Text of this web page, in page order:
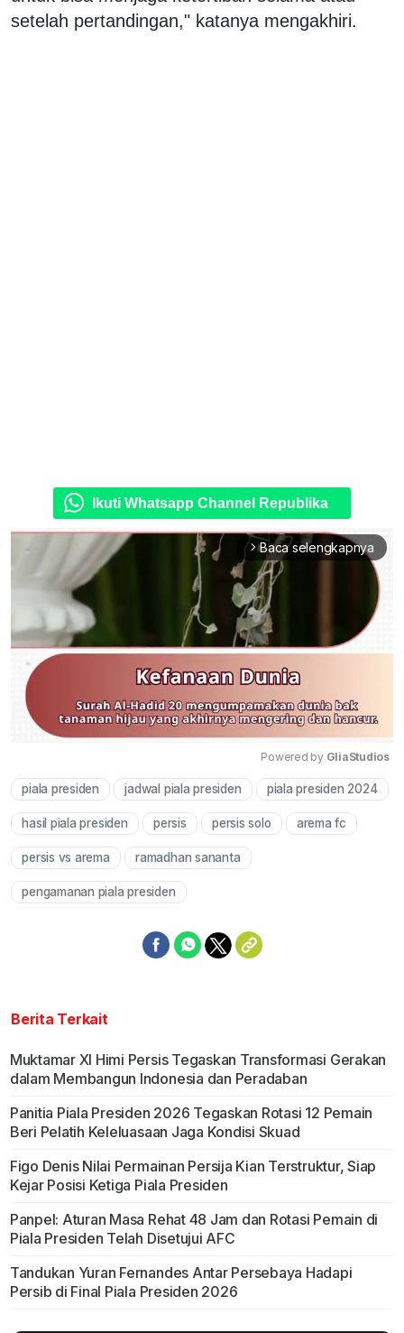
setelah pertandingan," katanya mengakhiri.
Ikuti Whatsapp Channel Republika
arrow_forward_ios Baca selengkapnya
Mute
Powered by GliaStudios
piala presiden jadwal piala presiden piala presiden 2024
hasil piala presiden persis persis solo arema fc
persis vs arema ramadhan sananta
pengamanan piala presiden
Berita Terkait
Muktamar XI Himi Persis Tegaskan Transformasi Gerakan
dalam Membangun Indonesia dan Peradaban
Panitia Piala Presiden 2026 Tegaskan Rotasi 12 Pemain
Beri Pelatih Keleluasaan Jaga Kondisi Skuad
Figo Denis Nilai Permainan Persija Kian Terstruktur, Siap
Kejar Posisi Ketiga Piala Presiden
Panpel: Aturan Masa Rehat 48 Jam dan Rotasi Pemain di
Piala Presiden Telah Disetujui AFC
Tandukan Yuran Fernandes Antar Persebaya Hadapi
Persib di Final Piala Presiden 2026